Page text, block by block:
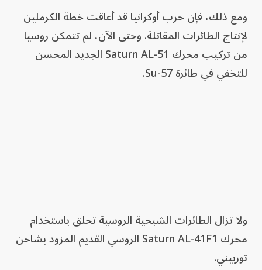
ومع ذلك، فإن حرب أوكرانيا قد أعاقت خطة الكرملين
لإنتاج الطائرات المقاتلة. وحتى الآن، لم تتمكن روسيا
من تركيب محرك Saturn AL-51 الجديد المحسن
للتخفي في طائرة Su-57.
ولا تزال الطائرات الشبحية الروسية تحلق باستخدام
محرك Saturn AL-41F1 الروسي القديم المزود بشاحن
توربيني.